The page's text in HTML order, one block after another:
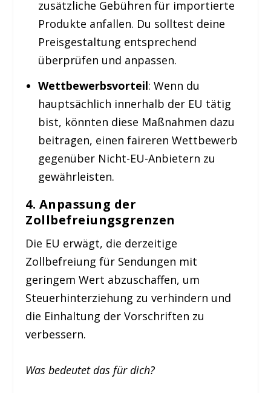
zusätzliche Gebühren für importierte
Produkte anfallen. Du solltest deine
Preisgestaltung entsprechend
überprüfen und anpassen.
Wettbewerbsvorteil: Wenn du
hauptsächlich innerhalb der EU tätig
bist, könnten diese Maßnahmen dazu
beitragen, einen faireren Wettbewerb
gegenüber Nicht-EU-Anbietern zu
gewährleisten.
4. Anpassung der
Zollbefreiungsgrenzen
Die EU erwägt, die derzeitige
Zollbefreiung für Sendungen mit
geringem Wert abzuschaffen, um
Steuerhinterziehung zu verhindern und
die Einhaltung der Vorschriften zu
verbessern.
Was bedeutet das für dich?